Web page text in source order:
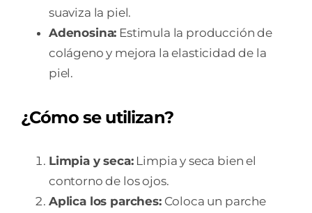
suaviza la piel.
Adenosina: Estimula la producción de
colágeno y mejora la elasticidad de la
piel.
¿Cómo se utilizan?
Limpia y seca:Limpia y seca bien el
contorno de los ojos.
Aplica los parches:Coloca un parche